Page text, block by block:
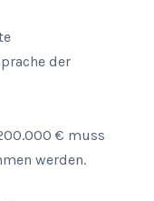
der
€ muss
werden.